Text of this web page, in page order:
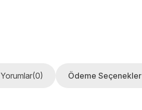
Yorumlar(0) Ödeme